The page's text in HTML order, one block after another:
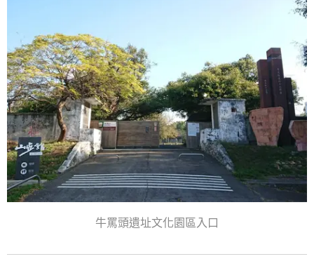
牛罵頭遺址文化園區入口